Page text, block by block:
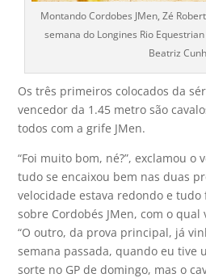
Montando Cordobes JMen, Zé
semana do Longines Rio
Beatriz
Os três primeiros colocados da
vencedor da 1.45 metro são
todos com a grife JMen.
“Foi muito bom, né?”, exclamou o
tudo se encaixou bem nas duas
velocidade estava redondo e tudo
sobre Cordobés JMen, com o
“O outro, da prova principal, já
semana passada, quando eu tive
sorte no GP de domingo, mas o